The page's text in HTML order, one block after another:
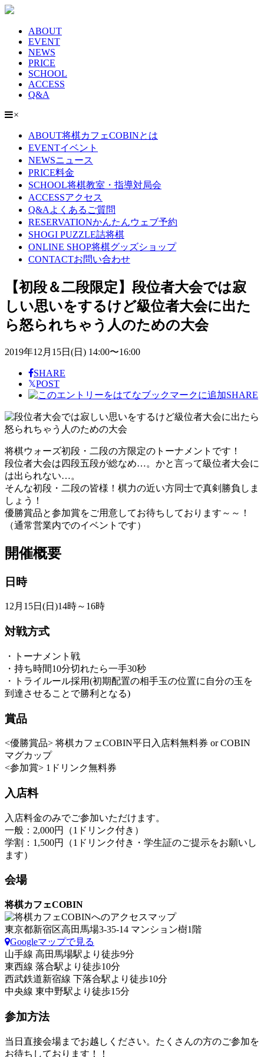
ABOUT
EVENT
NEWS
PRICE
SCHOOL
ACCESS
Q&A
×
ABOUT将棋カフェCOBINとは
EVENTイベント
NEWSニュース
PRICE料金
SCHOOL将棋教室・指導対局会
ACCESSアクセス
Q&A よくあるご質問
RESERVATIONかんたんウェブ予約
SHOGI PUZZLE詰将棋
ONLINE SHOP将棋グッズショップ
CONTACTお問い合わせ
【初段＆二段限定】段位者大会では寂
しい思いをするけど級位者大会に出た
ら怒られちゃう人のための大会
2019年12月15日(日) 14:00〜16:00
SHARE
𝕏POST
SHARE
将棋ウォーズ初段・二段の方限定のトーナメントです！
段位者大会は四段五段が総なめ…。かと言って級位者大会に
は出られない…。
そんな初段・二段の皆様！棋力の近い方同士で真剣勝負しま
しょう！
優勝賞品と参加賞をご用意してお待ちしております～～！
（通常営業内でのイベントです）
開催概要
日時
12月15日(日)14時～16時
対戦方式
・トーナメント戦
・持ち時間10分切れたら一手30秒
・トライルール採用(初期配置の相手玉の位置に自分の玉を
到達させることで勝利となる)
賞品
<優勝賞品> 将棋カフェCOBIN平日入店料無料券 or COBIN
マグカップ
<参加賞> 1ドリンク無料券
入店料
入店料金のみでご参加いただけます。
一般：2,000円（1ドリンク付き）
学割：1,500円（1ドリンク付き・学生証のご提示をお願いし
ます）
会場
将棋カフェCOBIN
東京都新宿区高田馬場3-35-14 マンション樹1階
Googleマップで見る
山手線 高田馬場駅より徒歩9分
東西線 落合駅より徒歩10分
西武鉄道新宿線 下落合駅より徒歩10分
中央線 東中野駅より徒歩15分
参加方法
当日直接会場までお越しください。たくさんの方のご参加を
お待ちしております！！